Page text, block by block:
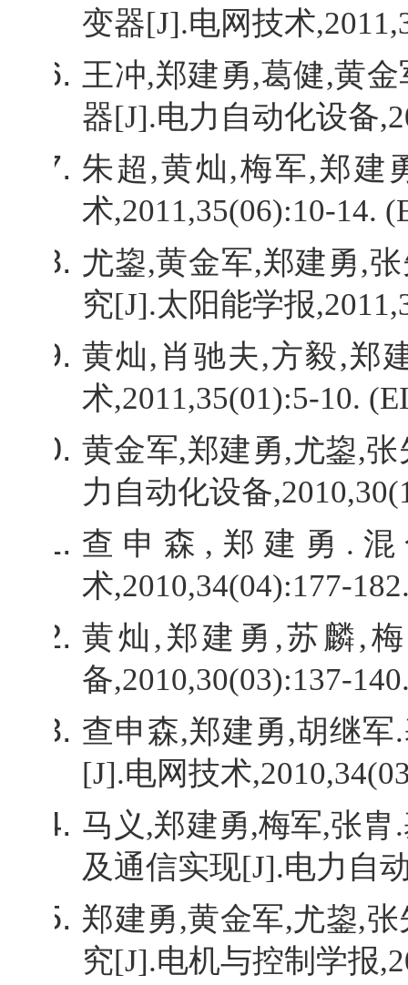
变器[J].电网技术
王冲,郑建勇,葛健,黄金
器[J].电力自动化设备
朱超 ,黄灿,梅军,郑建
术,2011,35(06):10-14.
尤鋆,黄金军,郑建勇,
究[J].太阳能学报
黄灿, 肖驰夫,方毅,郑
术,2011,35(01):5-10.
黄金军,郑建勇,尤鋆,张
力自动化设备
查申森 , 郑建勇 .
术,2010,34(04):177-
黄灿 , 郑建勇 ,苏麟,
备,2010,30(03):137-
查申森,郑建勇,胡继军.
[J].电网技术
马义 ,郑建勇,梅军,张胄 .
及通信实现[J].电力自
郑建勇,黄金军,尤鋆,张
究[J].电机与控制学报